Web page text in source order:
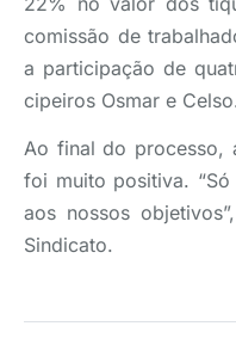
comissão de
a participação de
cipeiros Osmar e
Ao final do processo,
foi muito positiva.
aos nossos
Sindicato.